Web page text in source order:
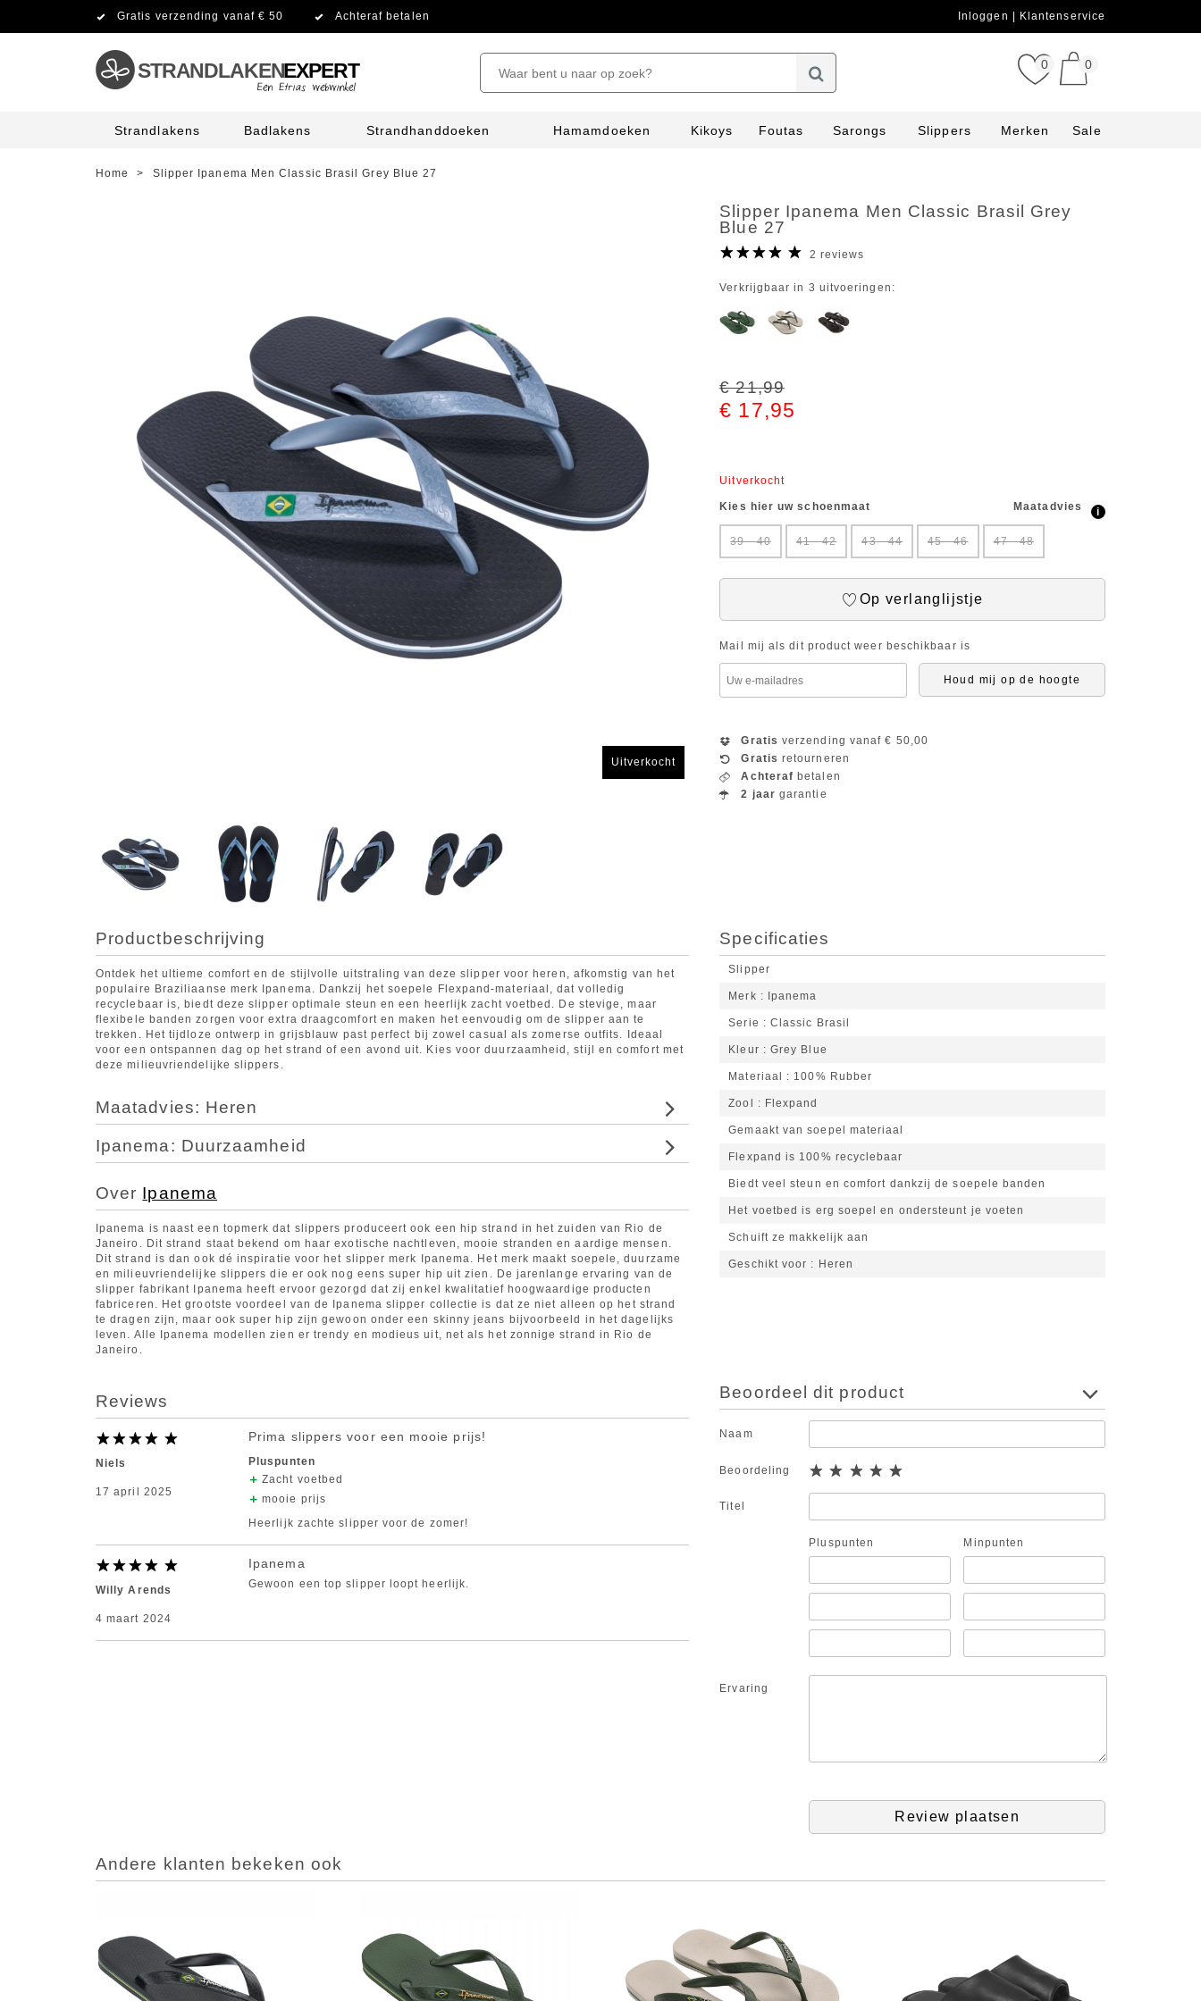
Gratis verzending vanaf € 50 Achteraf betalen Inloggen Klantenservice
STRANDLAKENEXPERT 0 0
Strandlakens Badlakens Strandhanddoeken Hamamdoeken Kikoys Foutas Sarongs Slippers Merken Sale
Home > Slipper Ipanema Men Classic Brasil Grey Blue 27
Uitverkocht
Slipper Ipanema Men Classic Brasil Grey
Blue 27
2 reviews
Verkrijgbaar in 3 uitvoeringen:
€ 21,99
€ 17,95
Uitverkocht
Kies hier uw schoenmaat Maatadvies i
39 - 40 41 - 42 43 - 44 45 - 46 47 - 48
Op verlanglijstje
Mail mij als dit product weer beschikbaar is
Houd mij op de hoogte
Gratis verzending vanaf € 50,00
Gratis retourneren
Achteraf betalen
2 jaar garantie
Productbeschrijving
Ontdek het ultieme comfort en de stijlvolle uitstraling van deze slipper voor heren, afkomstig van het
populaire Braziliaanse merk Ipanema. Dankzij het soepele Flexpand-materiaal, dat volledig
recyclebaar is, biedt deze slipper optimale steun en een heerlijk zacht voetbed. De stevige, maar
flexibele banden zorgen voor extra draagcomfort en maken het eenvoudig om de slipper aan te
trekken. Het tijdloze ontwerp in grijsblauw past perfect bij zowel casual als zomerse outfits. Ideaal
voor een ontspannen dag op het strand of een avond uit. Kies voor duurzaamheid, stijl en comfort met
deze milieuvriendelijke slippers.
Maatadvies: Heren
Ipanema: Duurzaamheid
Over Ipanema
Ipanema is naast een topmerk dat slippers produceert ook een hip strand in het zuiden van Rio de
Janeiro. Dit strand staat bekend om haar exotische nachtleven, mooie stranden en aardige mensen.
Dit strand is dan ook dé inspiratie voor het slipper merk Ipanema. Het merk maakt soepele, duurzame
en milieuvriendelijke slippers die er ook nog eens super hip uit zien. De jarenlange ervaring van de
slipper fabrikant Ipanema heeft ervoor gezorgd dat zij enkel kwalitatief hoogwaardige producten
fabriceren. Het grootste voordeel van de Ipanema slipper collectie is dat ze niet alleen op het strand
te dragen zijn, maar ook super hip zijn gewoon onder een skinny jeans bijvoorbeeld in het dagelijks
leven. Alle Ipanema modellen zien er trendy en modieus uit, net als het zonnige strand in Rio de
Janeiro.
Specificaties
Slipper
Merk Ipanema
Serie Classic Brasil
Kleur Grey Blue
Materiaal 100% Rubber
Zool Flexpand
Gemaakt van soepel materiaal
Flexpand is 100% recyclebaar
Biedt veel steun en comfort dankzij de soepele banden
Het voetbed is erg soepel en ondersteunt je voeten
Schuift ze makkelijk aan
Geschikt voor Heren
Reviews
Niels
17 april 2025
Prima slippers voor een mooie prijs!
Pluspunten
Zacht voetbed
mooie prijs
Heerlijk zachte slipper voor de zomer!
Willy Arends
4 maart 2024
Ipanema
Gewoon een top slipper loopt heerlijk.
Beoordeel dit product
Naam
Beoordeling
Titel
Pluspunten Minpunten
Ervaring
Review plaatsen
Andere klanten bekeken ook